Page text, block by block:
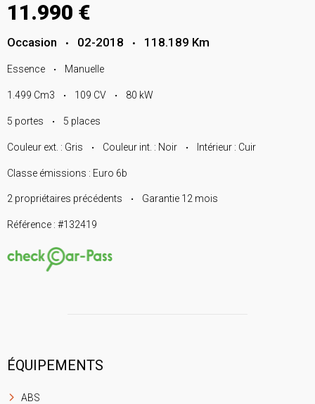
11.990 €
Occasion • 02-2018 • 118.189 Km
Essence • Manuelle
1.499 Cm3 • 109 CV • 80 kW
5 portes • 5 places
Couleur ext. : Gris • Couleur int. : Noir • Intérieur : Cuir
Classe émissions : Euro 6b
2 propriétaires précédents • Garantie 12 mois
Référence : #132419
ÉQUIPEMENTS
ABS